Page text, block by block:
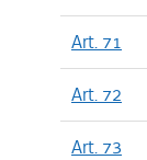
Art. 71
Art. 72
Art. 73